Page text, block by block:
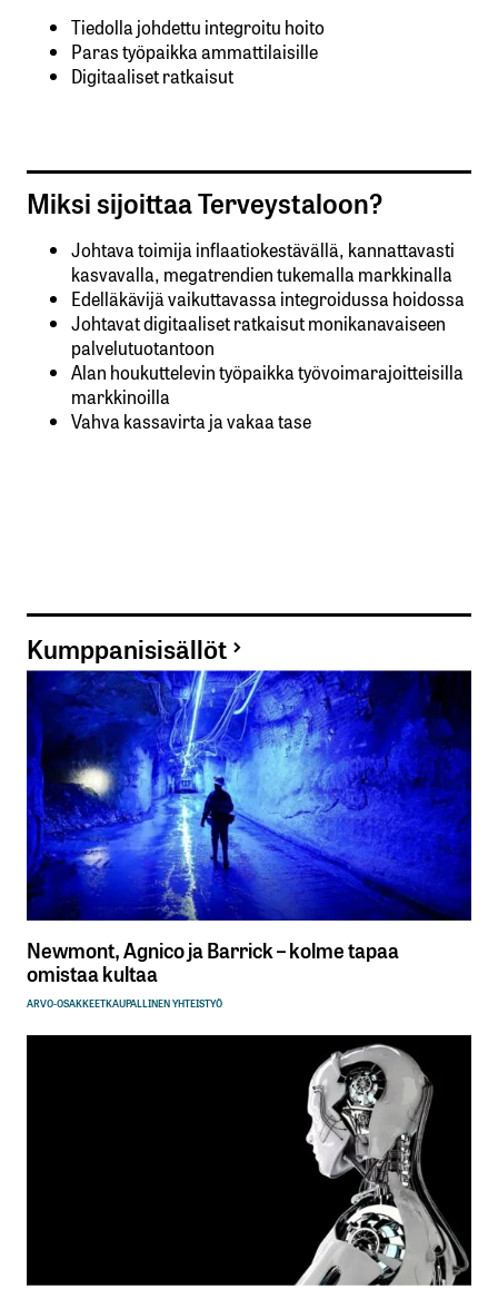
Tiedolla johdettu integroitu hoito
Paras työpaikka ammattilaisille
Digitaaliset ratkaisut
Miksi sijoittaa Terveystaloon?
Johtava toimija inflaatiokestävällä, kannattavasti
kasvavalla, megatrendien tukemalla markkinalla
Edelläkävijä vaikuttavassa integroidussa hoidossa
Johtavat digitaaliset ratkaisut monikanavaiseen
palvelutuotantoon
Alan houkuttelevin työpaikka työvoimarajoitteisilla
markkinoilla
Vahva kassavirta ja vakaa tase
Kumppanisisällöt
Newmont, Agnico ja Barrick – kolme tapaa
omistaa kultaa
ARVO-OSAKKEETKAUPALLINEN YHTEISTYÖ